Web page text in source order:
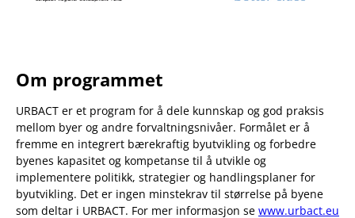
Om programmet
URBACT er et program for å dele kunnskap og god praksis
mellom byer og andre forvaltningsnivåer. Formålet er å
fremme en integrert bærekraftig byutvikling og forbedre
byenes kapasitet og kompetanse til å utvikle og
implementere politikk, strategier og handlingsplaner for
byutvikling. Det er ingen minstekrav til størrelse på byene
som deltar i URBACT. For mer informasjon se www.urbact.eu